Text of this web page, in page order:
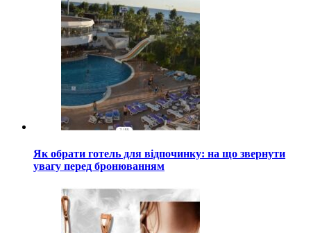
Як обрати готель для відпочинку: на що звернути
увагу перед бронюванням